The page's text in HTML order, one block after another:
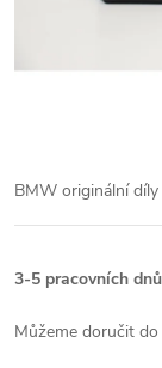
BMW originální
3-5 pracovních dnů